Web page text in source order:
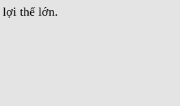
lợi thế lớn.